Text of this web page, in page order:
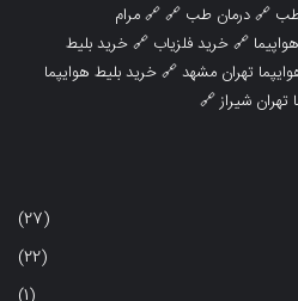
طب 🔗درمان طب 🔗 🔗مرام
🔗خرید فلزیاب 🔗خرید بلیط
تهران مشهد🔗خرید بلیط هوایپما
شیراز🔗
(27)
(22)